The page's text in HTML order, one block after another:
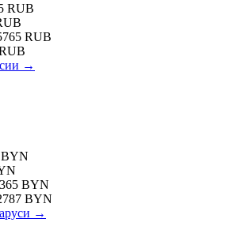
RUB
RUB
→
BYN
BYN
BYN
→